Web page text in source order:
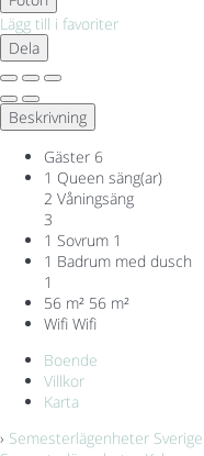
Lägg till i favoriter
Dela
Beskrivning
Gäster 6
1 Queen säng(ar)
2 Våningsäng
3
1 Sovrum 1
1 Badrum med dusch
1
56 m² 56 m²
Wifi Wifi
Boende
Villkor
Karta
› Semesterlägenheter Sverige